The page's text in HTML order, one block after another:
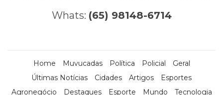
Whats: (65) 98148-6714
Home Muvucadas Política Policial
Geral
Últimas Notícias
Cidades Artigos
Esportes
Agronegócio
Destaques Esporte Mundo Tecnologia